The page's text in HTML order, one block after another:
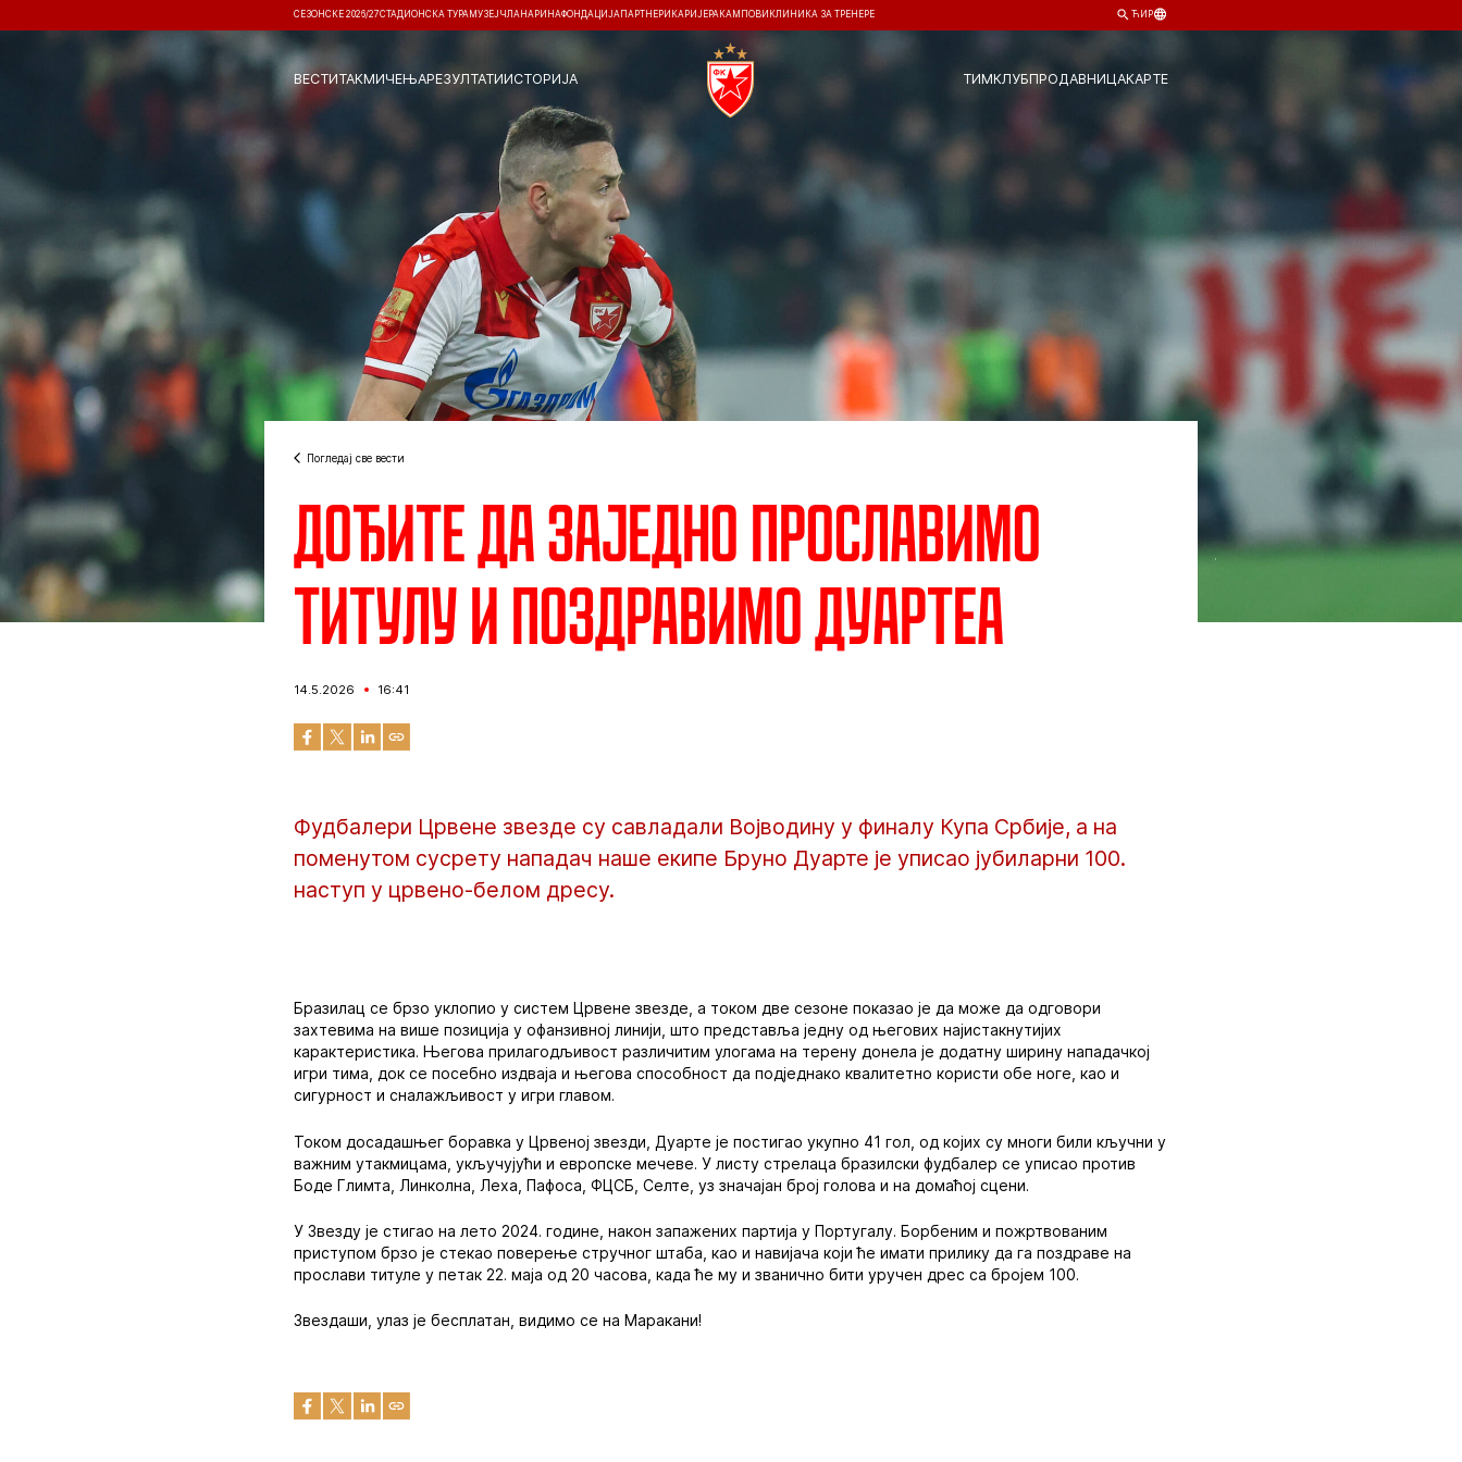
СЕЗОНСКЕ 2026/27СТАДИОНСКА ТУРА МУЗЕЈ ЧЛАНАРИНАФОНДАЦИЈА ПАРТНЕРИ КАРИЈЕРА КАМПОВИ КЛИНИКА ЗА ТРЕНЕРЕ ЋИР
ВЕСТИТАКМИЧЕЊАРЕЗУЛТАТИИСТОРИЈА ТИМКЛУБПРОДАВНИЦАКАРТЕ
Погледај све вести
Дођите да заједно прославимо
титулу и поздравимо Дуартеа
14.5.2026 16:41
Фудбалери Црвене звезде су савладали Војводину у финалу Купа Србије, а на
поменутом сусрету нападач наше екипе Бруно Дуарте је уписао јубиларни 100.
наступ у црвено-белом дресу.
Бразилац се брзо уклопио у систем Црвене звезде, а током две сезоне показао је да може да одговори
захтевима на више позиција у офанзивној линији, што представља једну од његових најистакнутијих
карактеристика. Његова прилагодљивост различитим улогама на терену донела је додатну ширину нападачкој
игри тима, док се посебно издваја и његова способност да подједнако квалитетно користи обе ноге, као и
сигурност и сналажљивост у игри главом.
Током досадашњег боравка у Црвеној звезди, Дуарте је постигао укупно 41 гол, од којих су многи били кључни у
важним утакмицама, укључујући и европске мечеве. У листу стрелаца бразилски фудбалер се уписао против
Боде Глимта, Линколна, Леха, Пафоса, ФЦСБ, Селте, уз значајан број голова и на домаћој сцени.
У Звезду је стигао на лето 2024. године, након запажених партија у Португалу. Борбеним и пожртвованим
приступом брзо је стекао поверење стручног штаба, као и навијача који ће имати прилику да га поздраве на
прослави титуле у петак 22. маја од 20 часова, када ће му и званично бити уручен дрес са бројем 100.
Звездаши, улаз је бесплатан, видимо се на Маракани!